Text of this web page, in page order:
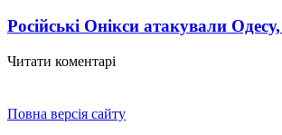
Російські Онікси атакували
Читати коментарі
Повна версія сайту